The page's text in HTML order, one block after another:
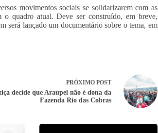
movimentos sociais se solidarizarem com as
o quadro atual. Deve ser construído, em breve,
será lançado um documentário sobre o tema, em
PRÓXIMO POST
decide que Araupel não é dona da
Fazenda Rio das Cobras